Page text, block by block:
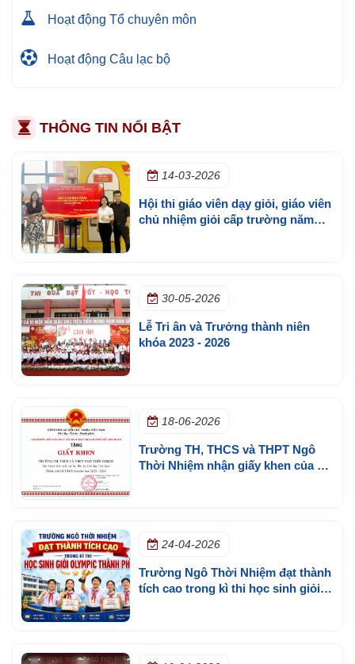
Hoạt động Tổ chuyên môn
Hoạt động Câu lạc bộ
THÔNG TIN NỔI BẬT
14-03-2026
Hội thi giáo viên dạy giỏi, giáo viên
chủ nhiệm giỏi cấp trường năm
30-05-2026
Lễ Tri ân và Trưởng thành niên
khóa 2023 - 2026
18-06-2026
Trường TH, THCS và THPT Ngô
Thời Nhiệm nhận giấy khen của Sở
24-04-2026
Trường Ngô Thời Nhiệm đạt thành
tích cao trong kì thi học sinh giỏi